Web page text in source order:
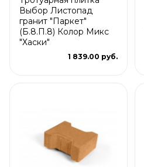
Выбор Листопад
гранит "Паркет"
(Б.8.П.8) Колор Микс
"Хаски"
1 839.00 руб.